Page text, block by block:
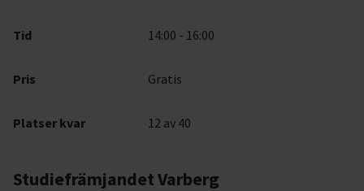
Tid 14:00 - 16:00
Pris Gratis
Platser kvar 12 av 40
Studiefrämjandet Varberg